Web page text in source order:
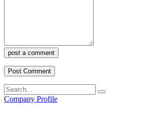
post a comment
Company Profile